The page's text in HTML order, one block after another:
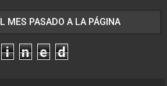
MES PASADO A LA PÁGINA
i n e d